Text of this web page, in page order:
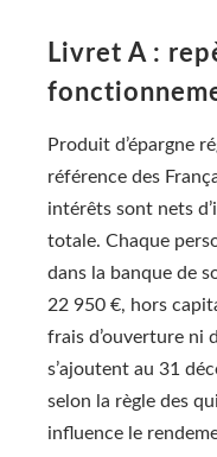
Livret A :
Produit d’épargne
référence des
intérêts sont nets
totale. Chaque
dans la banque de
22 950 €, hors
frais d’ouverture ni
s’ajoutent au 31
selon la règle des
influence le